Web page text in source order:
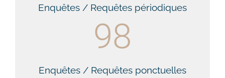
Enquêtes / Requêtes périodiques
98
Enquêtes / Requêtes ponctuelles